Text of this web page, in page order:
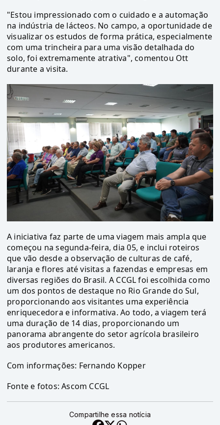
"Estou impressionado com o cuidado e a automação
na indústria de lácteos. No campo, a oportunidade de
visualizar os estudos de forma prática, especialmente
com uma trincheira para uma visão detalhada do
solo, foi extremamente atrativa", comentou Ott
durante a visita.
A iniciativa faz parte de uma viagem mais ampla que
começou na segunda-feira, dia 05, e inclui roteiros
que vão desde a observação de culturas de café,
laranja e flores até visitas a fazendas e empresas em
diversas regiões do Brasil. A CCGL foi escolhida como
um dos pontos de destaque no Rio Grande do Sul,
proporcionando aos visitantes uma experiência
enriquecedora e informativa. Ao todo, a viagem terá
uma duração de 14 dias, proporcionando um
panorama abrangente do setor agrícola brasileiro
aos produtores americanos.
Com informações: Fernando Kopper
Fonte e fotos: Ascom CCGL
Compartilhe essa notícia